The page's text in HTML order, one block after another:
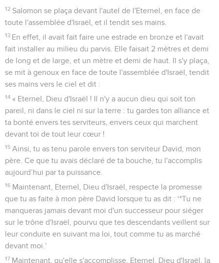
celui qui est issu de toi, qui construira cette maison en
L'Eternel a accompli la parole qu'il avait prononcée : je me
suis élevé à la place de mon père David et me suis assis sur
le trône d'Israël, comme l'avait annoncé l'Eternel, et j'ai
construit cette maison en l’honneur de l'Eternel, le Dieu
J'y ai placé le coffre qui contient l'alliance de l'Eternel,
l'alliance qu'il a conclue avec les Israélites. »
12 Salomon se plaça devant l'autel de l'Eternel, en face de
toute l'assemblée d'Israël, et il tendit ses mains.
13 En effet, il avait fait faire une estrade en bronze et l'avait
fait installer au milieu du parvis. Elle faisait 2 mètres et demi
de long et de large, et un mètre et demi de haut. Il s'y plaça,
se mit à genoux en face de toute l'assemblée d'Israël, tendit
ses mains vers le ciel et dit :
14 « Eternel, Dieu d'Israël ! Il n'y a aucun dieu qui soit ton
pareil, ni dans le ciel ni sur la terre : tu gardes ton alliance et